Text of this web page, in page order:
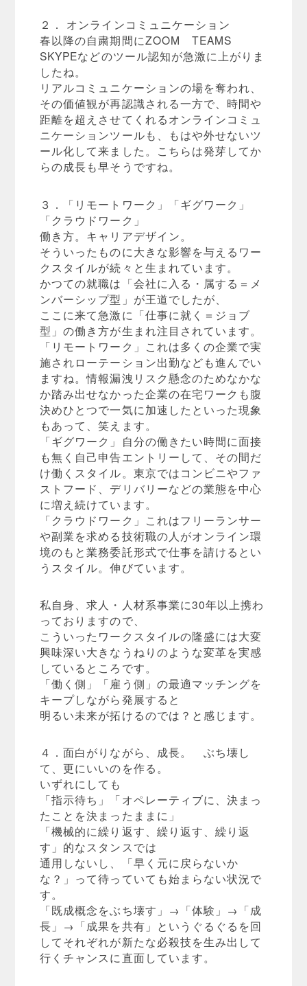
２． オンラインコミュニケーション
春以降の自粛期間にZOOM TEAMS
SKYPEなどのツール認知が急激に上がりま
したね。
リアルコミュニケーションの場を奪われ、
その価値観が再認識される一方で、時間や
距離を超えさせてくれるオンラインコミュ
ニケーションツールも、もはや外せないツ
ール化して来ました。こちらは発芽してか
らの成長も早そうですね。
３．「リモートワーク」「ギグワーク」
「クラウドワーク」
働き方。キャリアデザイン。
そういったものに大きな影響を与えるワー
クスタイルが続々と生まれています。
かつての就職は「会社に入る・属する＝メ
ンバーシップ型」が王道でしたが、
ここに来て急激に「仕事に就く＝ジョブ
型」の働き方が生まれ注目されています。
「リモートワーク」これは多くの企業で実
施されローテーション出勤なども進んでい
ますね。情報漏洩リスク懸念のためなかな
か踏み出せなかった企業の在宅ワークも腹
決めひとつで一気に加速したといった現象
もあって、笑えます。
「ギグワーク」自分の働きたい時間に面接
も無く自己申告エントリーして、その間だ
け働くスタイル。東京ではコンビニやファ
ストフード、デリバリーなどの業態を中心
に増え続けています。
「クラウドワーク」これはフリーランサー
や副業を求める技術職の人がオンライン環
境のもと業務委託形式で仕事を請けるとい
うスタイル。伸びています。
私自身、求人・人材系事業に30年以上携わ
っておりますので、
こういったワークスタイルの隆盛には大変
興味深い大きなうねりのような変革を実感
しているところです。
「働く側」「雇う側」の最適マッチングを
キープしながら発展すると
明るい未来が拓けるのでは？と感じます。
４．面白がりながら、成長。 ぶち壊し
て、更にいいのを作る。
いずれにしても
「指示待ち」「オペレーティブに、決まっ
たことを決まったままに」
「機械的に繰り返す、繰り返す、繰り返
す」的なスタンスでは
通用しないし、「早く元に戻らないか
な？」って待っていても始まらない状況で
す。
「既成概念をぶち壊す」→「体験」→「成
長」→「成果を共有」というぐるぐるを回
してそれぞれが新たな必殺技を生み出して
行くチャンスに直面しています。